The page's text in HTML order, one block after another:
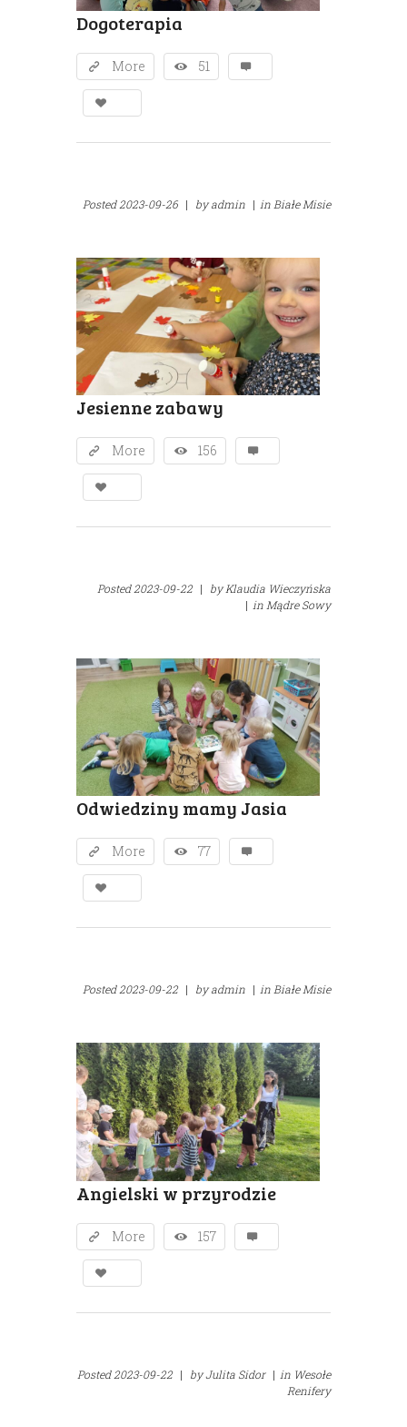
Dogoterapia
More 51
Posted2023-09-26 | byadmin | inBiałe Misie
Jesienne zabawy
More 156
Posted2023-09-22 | byKlaudia Wieczyńska
| inMądre Sowy
Odwiedziny mamy Jasia
More 77
Posted2023-09-22 | byadmin | inBiałe Misie
Angielski w przyrodzie
More 157
Posted2023-09-22 | byJulita Sidor | in Wesołe
Renifery